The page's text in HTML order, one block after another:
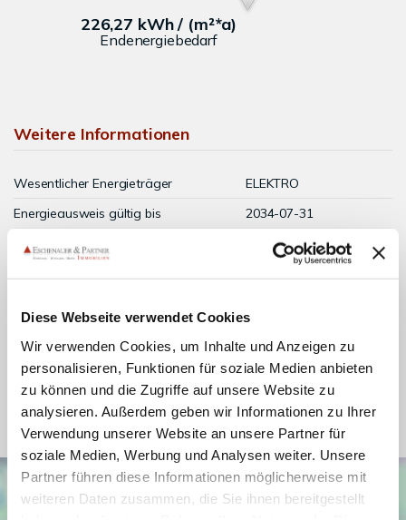
Diese Webseite verwendet Cookies
Wir verwenden Cookies, um Inhalte und Anzeigen zu
personalisieren, Funktionen für soziale Medien anbieten
zu können und die Zugriffe auf unsere Website zu
analysieren. Außerdem geben wir Informationen zu Ihrer
Verwendung unserer Website an unsere Partner für
soziale Medien, Werbung und Analysen weiter. Unsere
Partner führen diese Informationen möglicherweise mit
weiteren Daten zusammen, die Sie ihnen bereitgestellt
226,27 kWh / (m²*a)
Endenergiebedarf
Weitere Informationen
Wesentlicher Energieträger
ELEKTRO
Energieausweis gültig bis
2034-07-31
Energieausweis Jahrgang
ab dem 1.5.2014
Heizung
Ofenheizung
Befeuerung
Elektro